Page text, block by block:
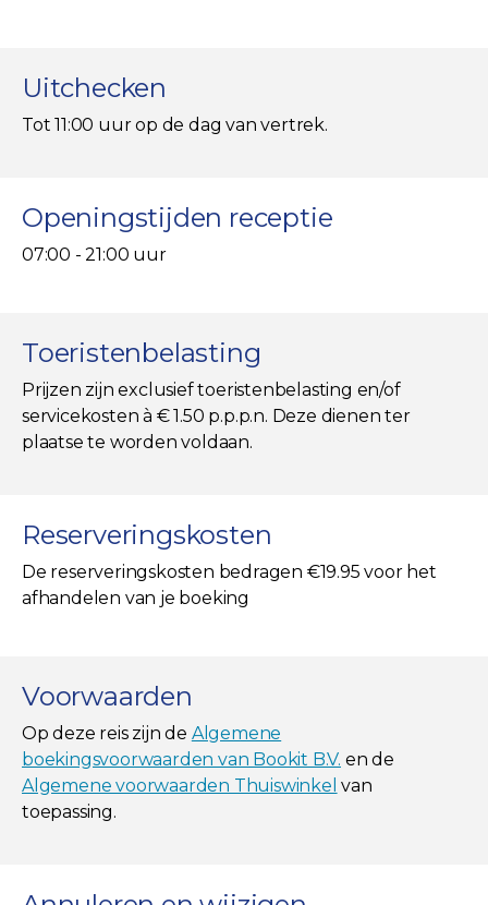
Uitchecken
Tot 11:00 uur op de dag van vertrek.
Openingstijden receptie
07:00 - 21:00 uur
Toeristenbelasting
Prijzen zijn exclusief toeristenbelasting en/of
servicekosten à € 1.50 p.p.p.n. Deze dienen ter
plaatse te worden voldaan.
Reserveringskosten
De reserveringskosten bedragen €19.95 voor het
afhandelen van je boeking
Voorwaarden
Op deze reis zijn de Algemene
boekingsvoorwaarden van Bookit B.V. en de
Algemene voorwaarden Thuiswinkel van
toepassing.